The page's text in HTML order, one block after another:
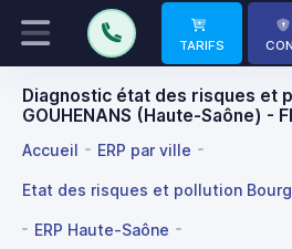
TARIFS
Diagnostic état des risques et
GOUHENANS (Haute-Saône) -
Accueil ERP par ville
Etat des risques et pollution
ERP Haute-Saône